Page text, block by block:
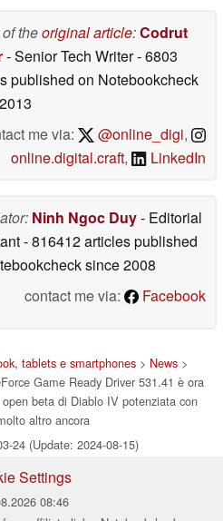
theoriginal article:Codrut
- Senior Tech Writer- 6803
published on Notebookcheck
me via:
@online_digi,
online.digital.craft, LinkedIn
Ninh Ngoc Duy- Editorial
- 816412 articles published
since 2008
contact me via:
Facebook
tablets e smartphones > News >
Game Ready Driver 531.41 è ora
beta di Diablo IV potenziata con
altro ancora
24 (Update: 2024-08-15)
Settings
08:46